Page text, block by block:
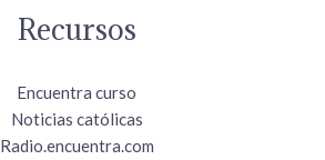
Recursos
Encuentra curso
Noticias católicas
Radio.encuentra.com